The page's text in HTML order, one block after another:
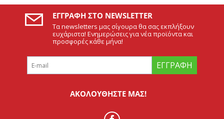
ΕΓΓΡΑΦΉ ΣΤΟ NEWSLETTER
Τα newsletters μας σίγουρα θα σας εκπλήξουν
ευχάριστα! Ενημερώσεις για νέα προϊόντα και
προσφορές κάθε μήνα!
ΕΓΓΡΑΦΉ
ΑΚΟΛΟΥΘΉΣΤΕ ΜΑΣ!